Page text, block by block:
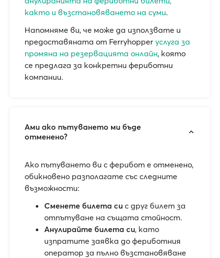
както и възстановяването на суми.
Напомняме ви, че може да използвате и
предоставяната от Ferryhopper услуга за
промяна на резервацията онлайн, която
се предлага за конкретни фериботни
компании.
Ами ако пътуването ми бъде
отменено?
Ако пътуването ви с ферибот е отменено,
обикновено разполагате със следните
възможности:
Сменете билета си с друг билет за
отпътуване на същата стойност.
Анулирайте билета си, като
изпратите заявка до фериботния
оператор за пълно възстановяване